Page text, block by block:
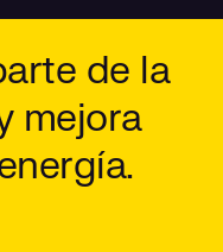
de la
mejora